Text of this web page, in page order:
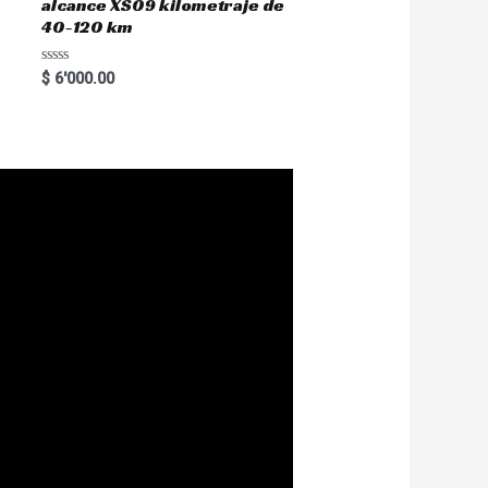
alcance XS09 kilometraje de
40-120 km
R
a
$6'000.00